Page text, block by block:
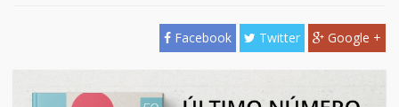
Facebook Twitter Google +